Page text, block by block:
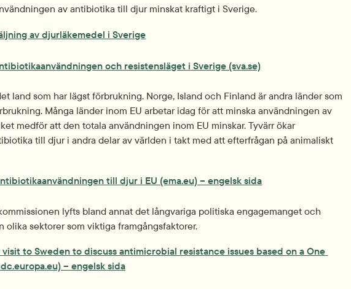
av antibiotika till djur minskat kraftigt i Sverige.
av djurläkemedel i Sverige
och resistensläget i Sverige (sva.se)
land som har lägst förbrukning. Norge, Island och Finland är andra länder som
Många länder inom EU arbetar idag för att minska användningen av
medför att den totala användningen inom EU minskar. Tyvärr ökar
till djur i andra delar av världen i takt med att efterfrågan på animaliskt
till djur i EU (ema.eu) – engelsk sida
lyfts bland annat det långvariga politiska engagemanget och
olika sektorer som viktiga framgångsfaktorer.
to Sweden to discuss antimicrobial resistance issues based on a One
– engelsk sida